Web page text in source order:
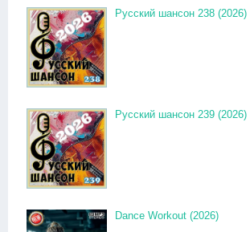
Русский шансон 238 (2026)
Русский шансон 239 (2026)
Dance Workout (2026)